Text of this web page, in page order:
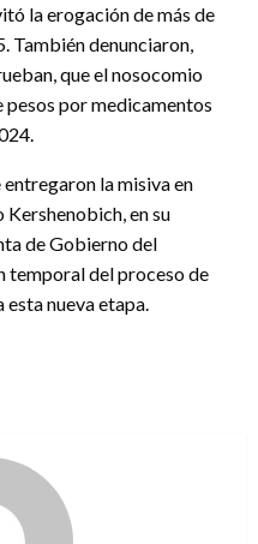
la erogación de más de
También denunciaron,
que el nosocomio
pesos por medicamentos
entregaron la misiva en
en su
de Gobierno del
temporal del proceso de
nueva etapa.